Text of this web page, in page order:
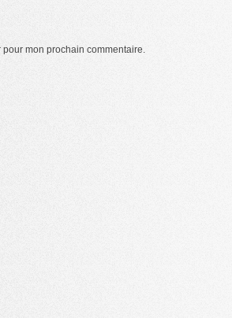
mon prochain commentaire.